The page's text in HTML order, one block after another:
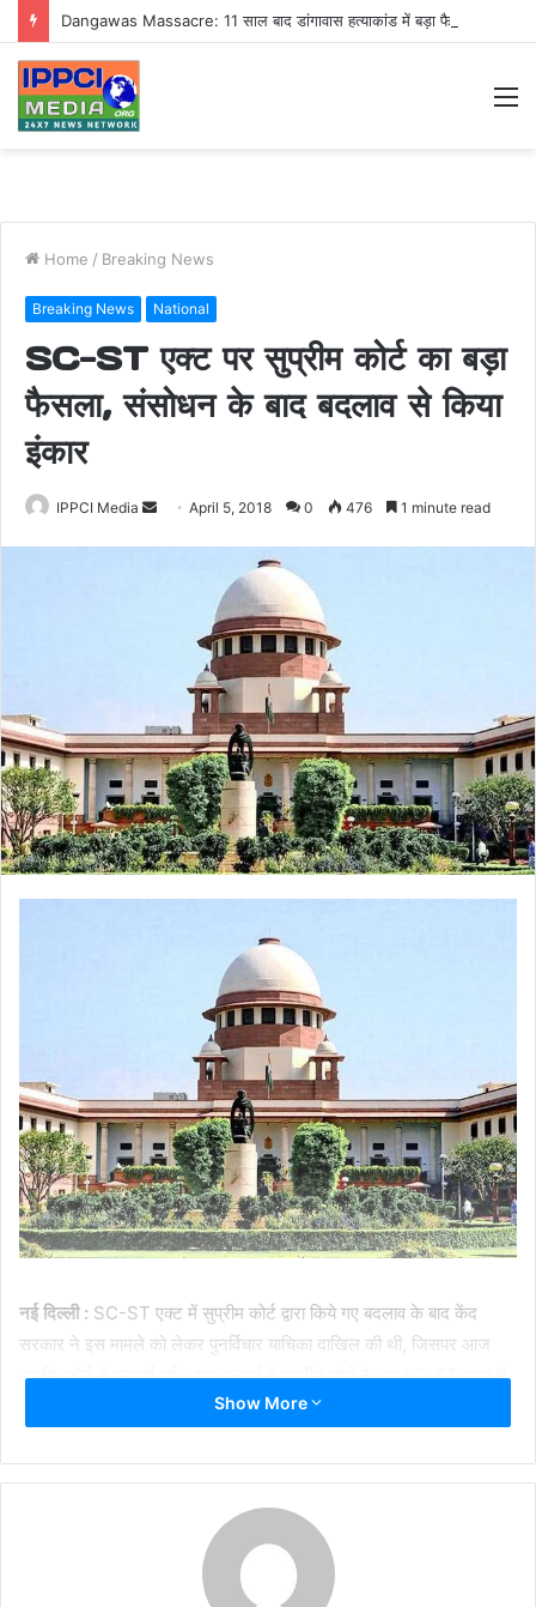
Home / Breaking News
Breaking News National
SC-ST एक्ट पर सुप्रीम कोर्ट का बड़ा
फैसला, संसोधन के बाद बदलाव से किया
इंकार
IPPCI Media
SendApril 5, 2018 0 476 1 minute read
नई दिल्ली : SC-ST एक्ट में सुप्रीम कोर्ट द्वारा किये गए बदलाव के बाद केंद
सरकार ने इस मामले को लेकर पुनर्विचार याचिका दाखिल की थी, जिसपर आज
सुप्रीम कोर्ट में सुनवाई हुई। इस सुनवाई में सुप्रीम कोर्ट ने अब SC-ST एक्ट में
बदलाव से इंकार कर दिया है, मतलब सुप्रीम कोर्ट द्वारा एक्ट में किये गए संसोधन
अपना फैसला कायम रखा है।
अटॉर्नी जनरल की जिरह सुनने के बाद सुप्रीम कोर्ट ने कहा है कि हम कानून के
खिलाफ नहीं है लेकिन चाहते हैं कि निर्दोषों को सजा नहीं मिले।सुप्रीम कोर्ट ने सभी
पार्टियों को दो दिनों के भीतर विस्तृत जवाब प्रस्तुत करने के लिए कहा है। वहीं
Show More